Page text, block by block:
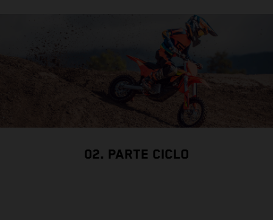
02. PARTE CICLO